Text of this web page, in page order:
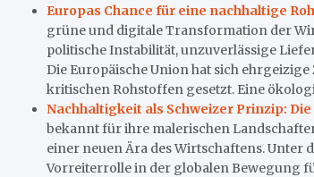
Europas Chance für eine nachhaltige
grüne und digitale Transformation der
politische Instabilität, unzuverlässige
Die Europäische Union hat sich
kritischen Rohstoffen gesetzt. Eine
Nachhaltigkeit als Schweizer Prinzip:
bekannt für ihre malerischen
einer neuen Ära des Wirtschaftens. Unter
Vorreiterrolle in der globalen Bewegung